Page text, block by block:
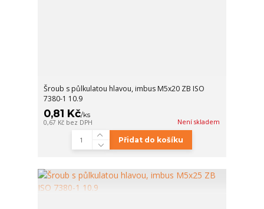
Šroub s půlkulatou hlavou, imbus M5x20 ZB ISO
7380-1 10.9
0,81 Kč/ks
0,67 Kč bez DPH Není skladem
Přidat do košíku